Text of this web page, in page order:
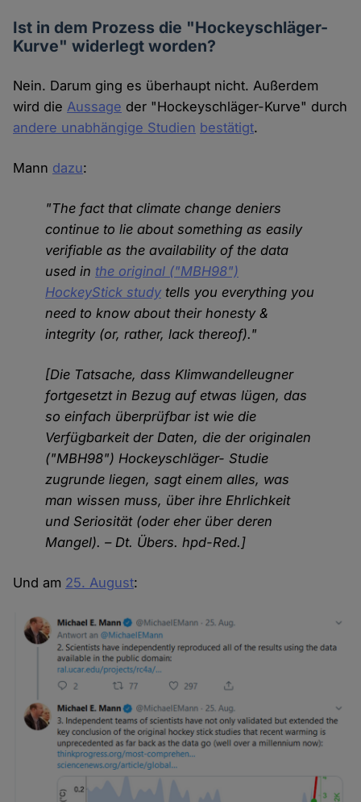
Ist in dem Prozess die "Hockeyschläger-
Kurve" widerlegt worden?
Nein. Darum ging es überhaupt nicht. Außerdem
wird dieAussage der "Hockeyschläger-Kurve" durch
andere unabhängige Studien bestätigt.
Mann dazu:
"The fact that climate change deniers
continue to lie about something as easily
verifiable as the availability of the data
used in the original ("MBH98")
HockeyStick study tells you everything you
need to know about their honesty &
integrity (or, rather, lack thereof)."
[Die Tatsache, dass Klimwandelleugner
fortgesetzt in Bezug auf etwas lügen, das
so einfach überprüfbar ist wie die
Verfügbarkeit der Daten, die der originalen
("MBH98") Hockeyschläger- Studie
zugrunde liegen, sagt einem alles, was
man wissen muss, über ihre Ehrlichkeit
und Seriosität (oder eher über deren
Mangel). – Dt. Übers. hpd-Red.]
Und am 25. August: